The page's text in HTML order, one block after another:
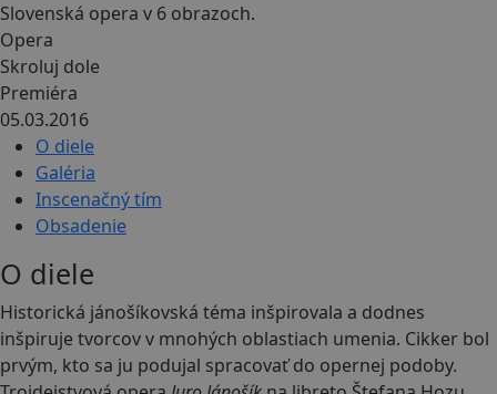
Slovenská opera v 6 obrazoch.
Opera
Skroluj dole
Premiéra
05.03.2016
O diele
Galéria
Inscenačný tím
Obsadenie
O diele
Historická jánošíkovská téma inšpirovala a dodnes
inšpiruje tvorcov v mnohých oblastiach umenia. Cikker bol
prvým, kto sa ju podujal spracovať do opernej podoby.